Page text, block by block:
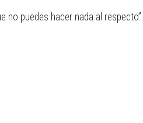
no puedes hacer nada al respecto”.